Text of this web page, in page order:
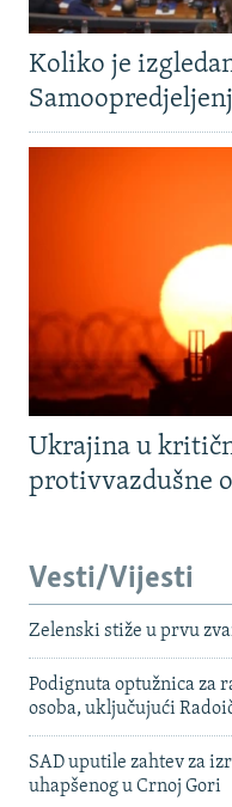
Koliko je
Ukrajina u
protivvazdušne
Vesti/Vijesti
Zelenski stiže u prvu
Podignuta optužnica za
osoba, uključujući
SAD uputile zahtev za
uhapšenog u Crnoj Gori